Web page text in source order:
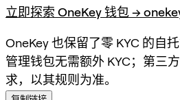
立即探索 OneKey 钱包 →
OneKey 也保留了零 KYC 的自
管理钱包无需额外 KYC；第三
求，以其规则为准。